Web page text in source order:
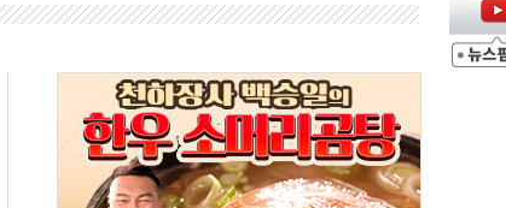
안보 점검회의
, 상승...호실적 보고 기업 상승세 뚜렷
리' 공격… 시민들 공포감 극대화 전략
기대감에 홀로 상한가…마진 잔액은 사상 최고
험수위…숨은 차입이 더 큰 변수"